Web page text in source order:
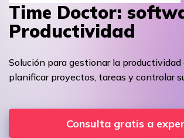
Time Doctor:
Productividad
Solución para gestionar la productividad
planificar proyectos, tareas y controlar
Consulta gratis a